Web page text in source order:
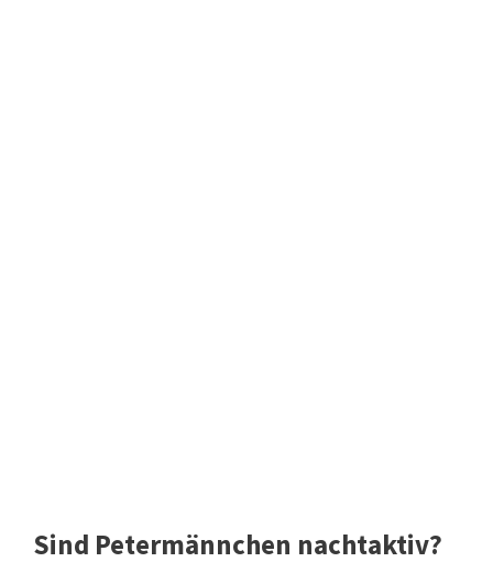
Sind Petermännchen nachtaktiv?